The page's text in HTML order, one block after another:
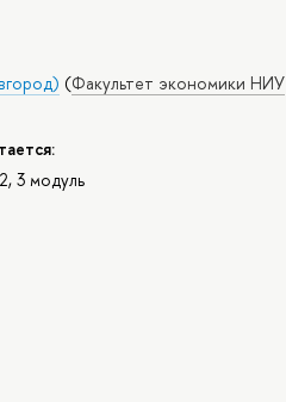
(Факультет экономики НИУ
3 модуль